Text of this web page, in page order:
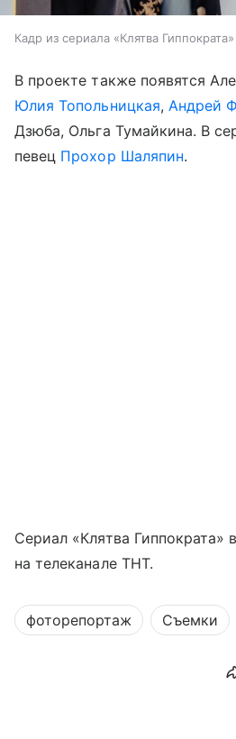
Кадр из сериала «Клятва Гиппократа»
В проекте также появятся
Юлия Топольницкая, Андрей
Дзюба, Ольга Тумайкина. В
певец Прохор Шаляпин.
Сериал «Клятва Гиппократа»
на телеканале ТНТ.
фоторепортаж Съемки